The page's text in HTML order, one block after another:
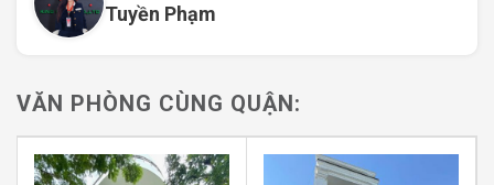
Dashaus Building Văn phòng Quận 10
Tuyền Phạm
VĂN PHÒNG CÙNG QUẬN: